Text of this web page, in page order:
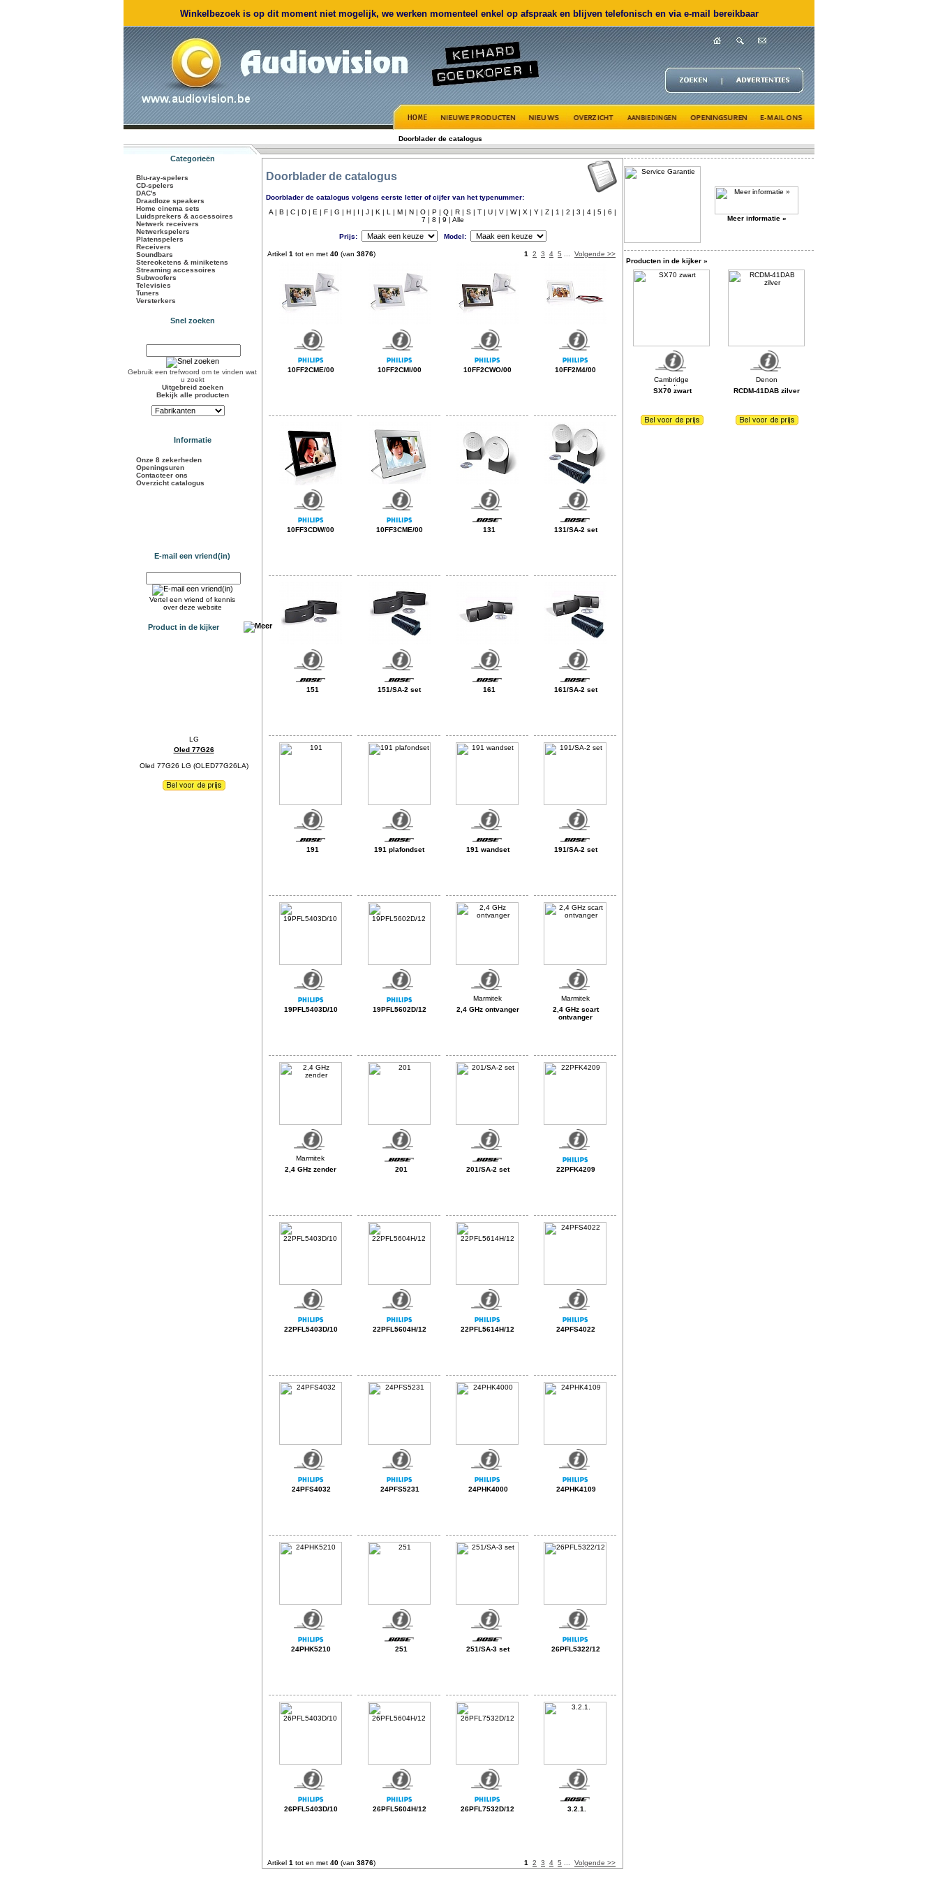
Winkelbezoek is op dit moment niet mogelijk, we werken momenteel enkel op afspraak en blijven telefonisch en via e-mail bereikbaar
Doorblader de catalogus
Categorieën
Blu-ray-spelers
CD-spelers
DAC's
Draadloze speakers
Home cinema sets
Luidsprekers & accessoires
Netwerk receivers
Netwerkspelers
Platenspelers
Receivers
Soundbars
Stereoketens & miniketens
Streaming accessoires
Subwoofers
Televisies
Tuners
Versterkers
Snel zoeken
Gebruik een trefwoord om te vinden wat
u zoekt
Uitgebreid zoeken
Bekijk alle producten
Informatie
Onze 8 zekerheden
Openingsuren
Contacteer ons
Overzicht catalogus
E-mail een vriend(in)
Vertel een vriend of kennis
over deze website
Product in de kijker
Oled 77G26
Oled 77G26 LG (OLED77G26LA)
Doorblader de catalogus
Doorblader de catalogus volgens eerste letter of cijfer van het typenummer:
A | B | C | D | E | F | G | H | I | J | K | L | M | N | O | P | Q | R | S | T | U | V | W | X | Y | Z | 1 | 2 | 3 | 4 | 5 | 6 |
7 | 8 | 9 | Alle
Prijs: Model:
Artikel 1 tot en met 40 (van 3876) 1 2 3 4 5 Volgende >>
10FF2CME/00 10FF2CMI/00 10FF2CWO/00 10FF2M4/00
10FF3CDW/00 10FF3CME/00 131 131/SA-2 set
151 151/SA-2 set 161 161/SA-2 set
191 191 plafondset 191 wandset 191/SA-2 set
19PFL5403D/10 19PFL5602D/12 2,4 GHz ontvanger
2,4 GHz scart
ontvanger
2,4 GHz zender 201 201/SA-2 set 22PFK4209
22PFL5403D/10 22PFL5604H/12 22PFL5614H/12 24PFS4022
24PFS4032 24PFS5231 24PHK4000 24PHK4109
24PHK5210 251 251/SA-3 set 26PFL5322/12
26PFL5403D/10 26PFL5604H/12 26PFL7532D/12 3.2.1.
Artikel 1 tot en met 40 (van 3876) 1 2 3 4 5 Volgende >>
Meer informatie »
Producten in de kijker »
SX70 zwart RCDM-41DAB zilver